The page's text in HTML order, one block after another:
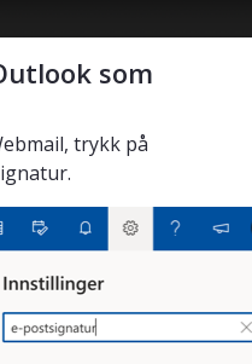
som
trykk på